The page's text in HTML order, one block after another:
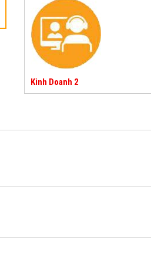
Kinh Doanh 2